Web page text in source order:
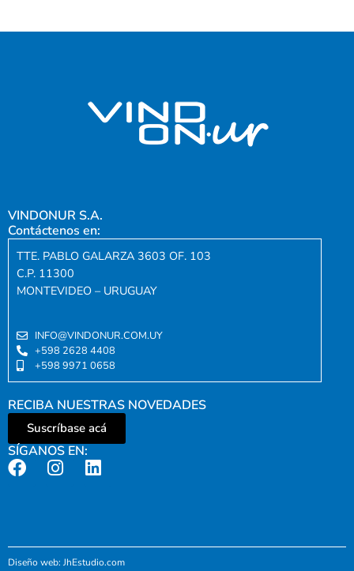
VINDONUR S.A.
Contáctenos en:
TTE. PABLO GALARZA 3603 OF. 103
C.P. 11300
MONTEVIDEO – URUGUAY
INFO@VINDONUR.COM.UY
+598 2628 4408
+598 9971 0658
RECIBA NUESTRAS NOVEDADES
Suscríbase acá
SÍGANOS EN:
Diseño web: JhEstudio.com